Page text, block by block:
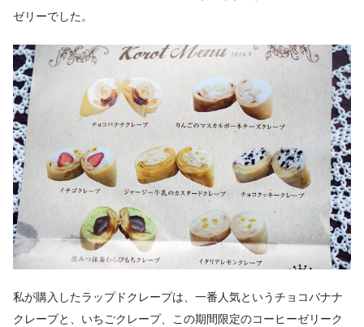
ゼリーでした。
私が購入したラップドクレープは、一番人気というチョコバナナ
クレープと、 いちごクレープ、この期間限定のコーヒーゼリーク